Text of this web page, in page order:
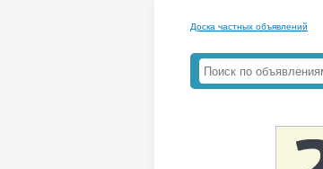
Доска частных объявлений